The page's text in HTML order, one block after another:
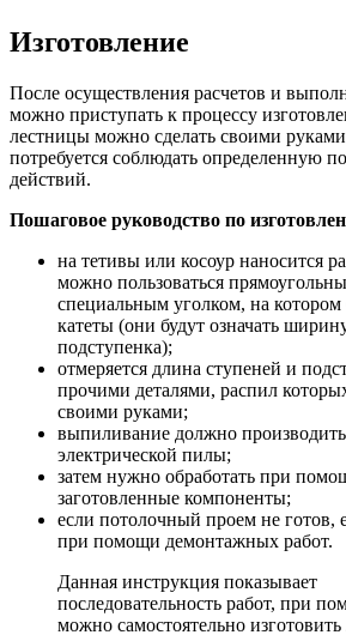
Изготовление
После осуществления расчетов и
можно приступать к процессу
лестницы можно сделать своими
потребуется соблюдать определенную
действий.
Пошаговое руководство по
на тетивы или косоур наносится
можно пользоваться
специальным уголком, на котором
катеты (они будут означать
подступенка);
отмеряется длина ступеней и
прочими деталями, распил
своими руками;
выпиливание должно
электрической пилы;
затем нужно обработать при
заготовленные компоненты;
если потолочный проем не готов,
при помощи демонтажных работ.
Данная инструкция показывает
последовательность работ, при
можно самостоятельно